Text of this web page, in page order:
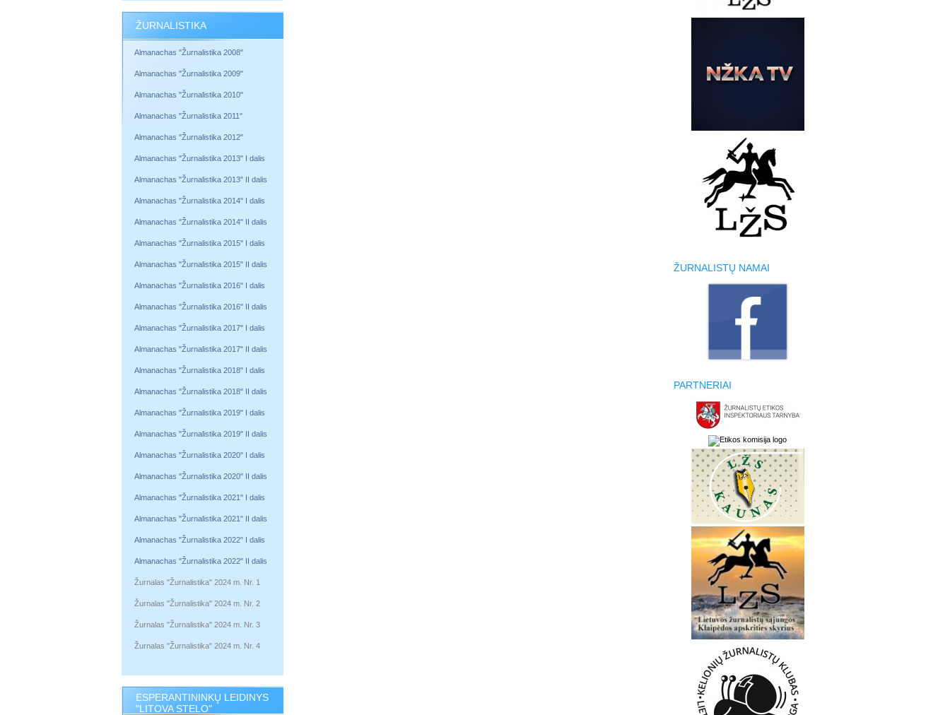
ŽURNALISTIKA
Almanachas "Žurnalistika 2008"
Almanachas "Žurnalistika 2009"
Almanachas "Žurnalistika 2010"
Almanachas "Žurnalistika 2011"
Almanachas "Žurnalistika 2012"
Almanachas "Žurnalistika 2013" I dalis
Almanachas "Žurnalistika 2013" II dalis
Almanachas "Žurnalistika 2014" I dalis
Almanachas "Žurnalistika 2014" II dalis
Almanachas "Žurnalistika 2015" I dalis
Almanachas "Žurnalistika 2015" II dalis
Almanachas "Žurnalistika 2016" I dalis
Almanachas "Žurnalistika 2016" II dalis
Almanachas "Žurnalistika 2017" I dalis
Almanachas "Žurnalistika 2017" II dalis
Almanachas "Žurnalistika 2018" I dalis
Almanachas "Žurnalistika 2018" II dalis
Almanachas "Žurnalistika 2019" I dalis
Almanachas "Žurnalistika 2019" II dalis
Almanachas "Žurnalistika 2020" I dalis
Almanachas "Žurnalistika 2020" II dalis
Almanachas "Žurnalistika 2021" I dalis
Almanachas "Žurnalistika 2021" II dalis
Almanachas "Žurnalistika 2022" I dalis
Almanachas "Žurnalistika 2022" II dalis
Žurnalas "Žurnalistika" 2024 m. Nr. 1
Žurnalas "Žurnalistika" 2024 m. Nr. 2
Žurnalas "Žurnalistika" 2024 m. Nr. 3
Žurnalas "Žurnalistika" 2024 m. Nr. 4
ESPERANTININKŲ LEIDINYS
"LITOVA STELO"
ŽURNALISTŲ NAMAI
PARTNERIAI